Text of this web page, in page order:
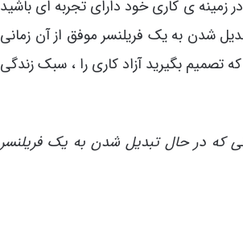
ی کاری خود دارای تجربه ای باشید
شدن به یک فریلنسر موفق از آن زمانی
تصمیم بگیرید آزاد کاری را ، سبک زندگی
که در حال تبدیل شدن به یک فریلنسر